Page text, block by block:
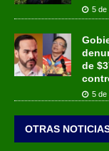
5 de
de
5 de
OTRAS